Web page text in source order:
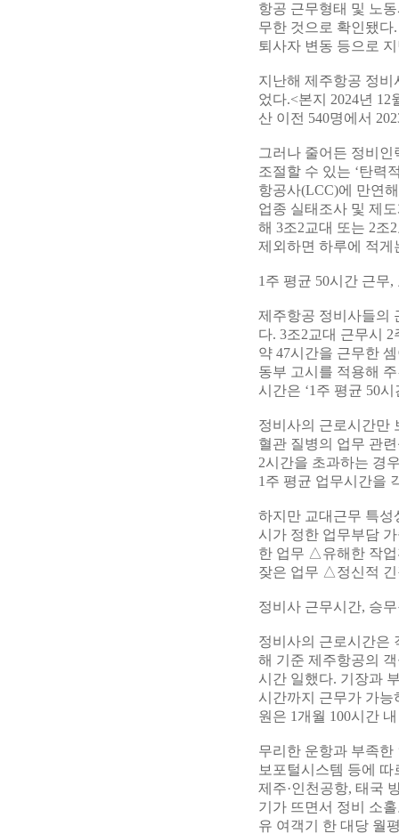
항공 근무형태 및 노
무한 것으로 확인됐다
퇴사자 변동 등으로
지난해 제주항공 정비
었다.<본지 2024년
산 이전 540명에서
그러나 줄어든 정비
조절할 수 있는 ‘탄력
항공사(LCC)에 만연
업종 실태조사 및 제
해 3조2교대 또는 2조
제외하면 하루에 적게
1주 평균 50시간 근무
제주항공 정비사들의
다. 3조2교대 근무시
약 47시간을 근무한
동부 고시를 적용해
시간은 ‘1주 평균 50시
정비사의 근로시간만
혈관 질병의 업무 관
2시간을 초과하는 경
1주 평균 업무시간을
하지만 교대근무 특성
시가 정한 업무부담
한 업무 △유해한 작
잦은 업무 △정신적
정비사 근무시간, 승
정비사의 근로시간은
해 기준 제주항공의
시간 일했다. 기장과
시간까지 근무가 가능
원은 1개월 100시간
무리한 운항과 부족
보포털시스템 등에 따
제주·인천공항, 태국
기가 뜨면서 정비 소
유 여객기 한 대당 월